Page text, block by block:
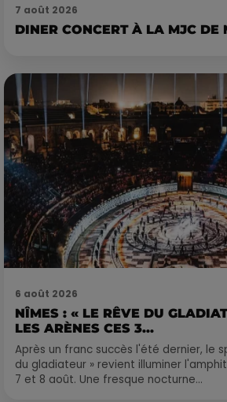
7 août 2026
DINER CONCERT À LA MJC DE
6 août 2026
NÎMES : « LE RÊVE DU
LES ARÈNES CES 3...
Après un franc succès l'été dernier, le
du gladiateur » revient illuminer
7 et 8 août. Une fresque nocturne...